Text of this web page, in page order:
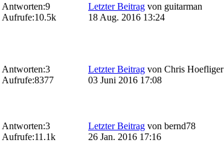
Antworten:9
Aufrufe:10.5k
Letzter Beitrag von guitarman
18 Aug. 2016 13:24
Antworten:3
Aufrufe:8377
Letzter Beitrag von Chris Hoefliger
03 Juni 2016 17:08
Antworten:3
Aufrufe:11.1k
Letzter Beitrag von bernd78
26 Jan. 2016 17:16